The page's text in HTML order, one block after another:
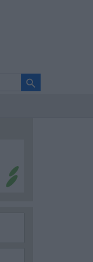
search